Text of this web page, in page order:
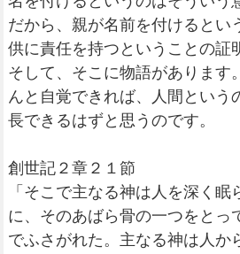
だから、親が名前を付けるとい
供に責任を持つということの証
そして、そこに物語があります
んと自覚できれば、人間という
長できるはずと思うのです。
創世記２章２１節
「そこで主なる神は人を深く眠
に、そのあばら骨の一つをとっ
でふさがれた。主なる神は人か